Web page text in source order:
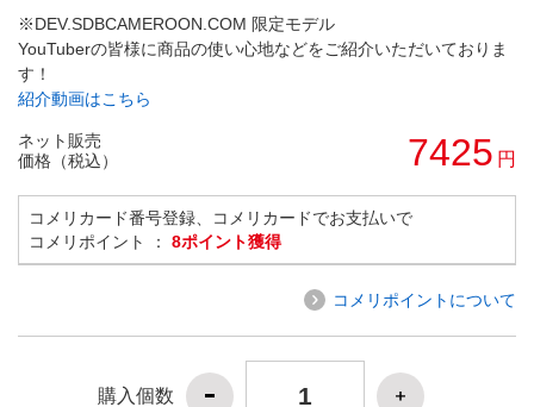
※DEV.SDBCAMEROON.COM 限定モデル
YouTuberの皆様に商品の使い心地などをご紹介いただいておりま
す！
紹介動画はこちら
ネット販売
価格（税込）
7425 円
コメリカード番号登録、コメリカードでお支払いで
コメリポイント ： 8ポイント獲得
コメリポイントについて
購入個数